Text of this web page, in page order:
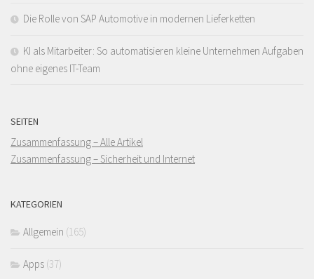
Die Rolle von SAP Automotive in modernen Lieferketten
KI als Mitarbeiter: So automatisieren kleine Unternehmen Aufgaben
ohne eigenes IT-Team
SEITEN
Zusammenfassung – Alle Artikel
Zusammenfassung – Sicherheit und Internet
KATEGORIEN
Allgemein (165)
Apps (37)